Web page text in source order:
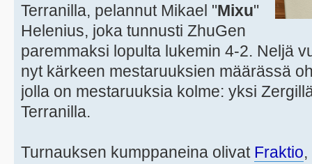
Terranilla, pelannut Mikael "Mixu"
Helenius, joka tunnusti ZhuGen
paremmaksi lopulta lukemin 4-2. Neljä
nyt kärkeen mestaruuksien määrässä
jolla on mestaruuksia kolme: yksi
Terranilla.
Turnauksen kumppaneina olivat Fraktio,